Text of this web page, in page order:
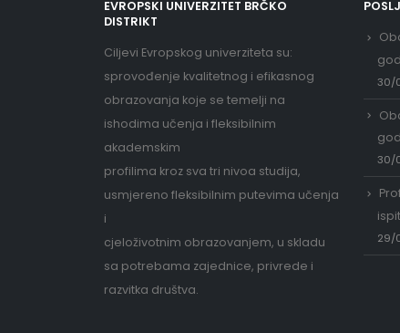
EVROPSKI UNIVERZITET BRČKO
DISTRIKT
Ciljevi Evropskog univerziteta su:
sprovođenje kvalitetnog i efikasnog
obrazovanja koje se temelji na
ishodima učenja i fleksibilnim
akademskim
profilima kroz sva tri nivoa studija,
usmjereno fleksibilnim putevima učenja
i
cjeloživotnim obrazovanjem, u skladu
sa potrebama zajednice, privrede i
razvitka društva.
30/
30/
29/